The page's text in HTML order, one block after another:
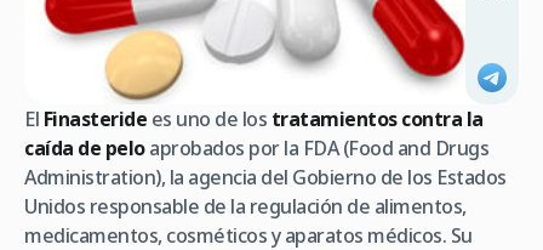
El Finasteride es uno de los tratamientos contra la
caída de peloaprobados por la FDA (Food and Drugs
Administration), la agencia del Gobierno de los Estados
Unidos responsable de la regulación de alimentos,
medicamentos, cosméticos y aparatos médicos. Su